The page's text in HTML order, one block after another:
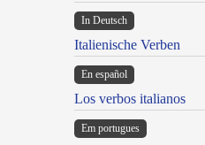
In Deutsch
Italienische Verben
En español
Los verbos italianos
Em portugues